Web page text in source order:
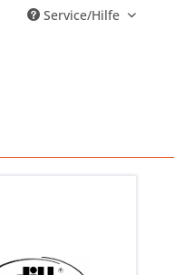
Service/Hilfe